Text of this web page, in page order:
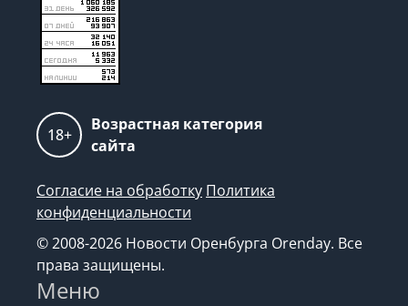
18+
Возрастная категория
сайта
Согласие на обработку Политика
конфиденциальности
© 2008-2026 Новости Оренбурга Orenday. Все
права защищены.
Меню